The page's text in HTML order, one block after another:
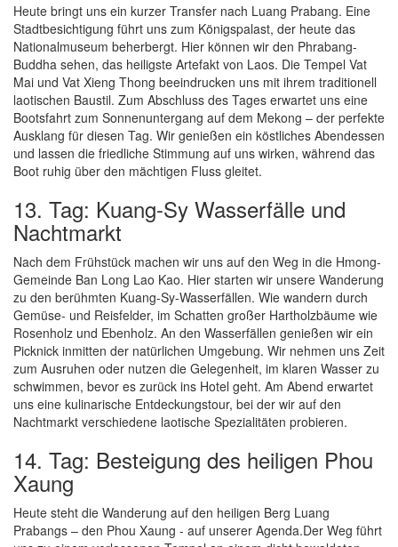
Heute bringt uns ein kurzer Transfer nach Luang Prabang. Eine
Stadtbesichtigung führt uns zum Königspalast, der heute das
Nationalmuseum beherbergt. Hier können wir den Phrabang-
Buddha sehen, das heiligste Artefakt von Laos. Die Tempel Vat
Mai und Vat Xieng Thong beeindrucken uns mit ihrem traditionell
laotischen Baustil. Zum Abschluss des Tages erwartet uns eine
Bootsfahrt zum Sonnenuntergang auf dem Mekong – der perfekte
Ausklang für diesen Tag. Wir genießen ein köstliches Abendessen
und lassen die friedliche Stimmung auf uns wirken, während das
Boot ruhig über den mächtigen Fluss gleitet.
13. Tag: Kuang-Sy Wasserfälle und
Nachtmarkt
Nach dem Frühstück machen wir uns auf den Weg in die Hmong-
Gemeinde Ban Long Lao Kao. Hier starten wir unsere Wanderung
zu den berühmten Kuang-Sy-Wasserfällen. Wie wandern durch
Gemüse- und Reisfelder, im Schatten großer Hartholzbäume wie
Rosenholz und Ebenholz. An den Wasserfällen genießen wir ein
Picknick inmitten der natürlichen Umgebung. Wir nehmen uns Zeit
zum Ausruhen oder nutzen die Gelegenheit, im klaren Wasser zu
schwimmen, bevor es zurück ins Hotel geht. Am Abend erwartet
uns eine kulinarische Entdeckungstour, bei der wir auf den
Nachtmarkt verschiedene laotische Spezialitäten probieren.
14. Tag: Besteigung des heiligen Phou
Xaung
Heute steht die Wanderung auf den heiligen Berg Luang
Prabangs – den Phou Xaung - auf unserer Agenda.Der Weg führt